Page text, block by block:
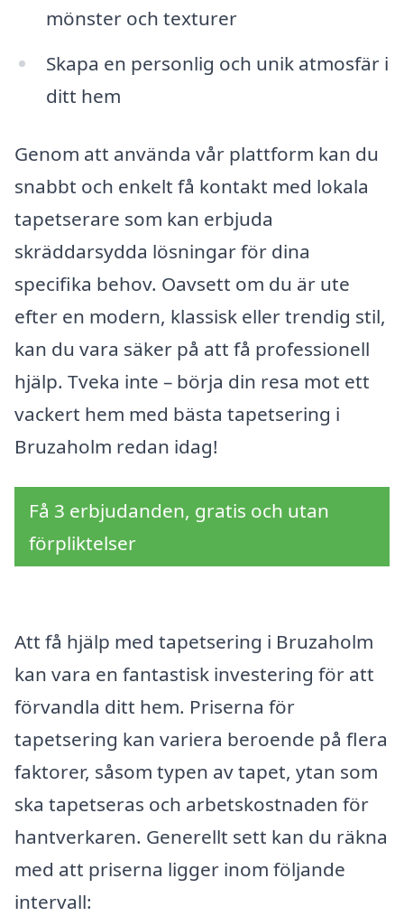
mönster och texturer
Skapa en personlig och unik atmosfär i
ditt hem
Genom att använda vår plattform kan du
snabbt och enkelt få kontakt med lokala
tapetserare som kan erbjuda
skräddarsydda lösningar för dina
specifika behov. Oavsett om du är ute
efter en modern, klassisk eller trendig stil,
kan du vara säker på att få professionell
hjälp. Tveka inte – börja din resa mot ett
vackert hem med bästa tapetsering i
Bruzaholm redan idag!
Få 3 erbjudanden, gratis och utan
förpliktelser
Att få hjälp med tapetsering i Bruzaholm
kan vara en fantastisk investering för att
förvandla ditt hem. Priserna för
tapetsering kan variera beroende på flera
faktorer, såsom typen av tapet, ytan som
ska tapetseras och arbetskostnaden för
hantverkaren. Generellt sett kan du räkna
med att priserna ligger inom följande
intervall: